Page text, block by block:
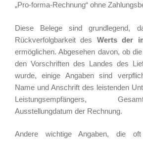
„Pro-forma-Rechnung“ ohne
Diese Belege sind grundlegend,
Rückverfolgbarkeit des Werts der
ermöglichen. Abgesehen davon, ob
den Vorschriften des Landes des
wurde, einige Angaben sind
Name und Anschrift des leistenden
Leistungsempfängers,
Ausstellungdatum der Rechnung.
Andere wichtige Angaben, die